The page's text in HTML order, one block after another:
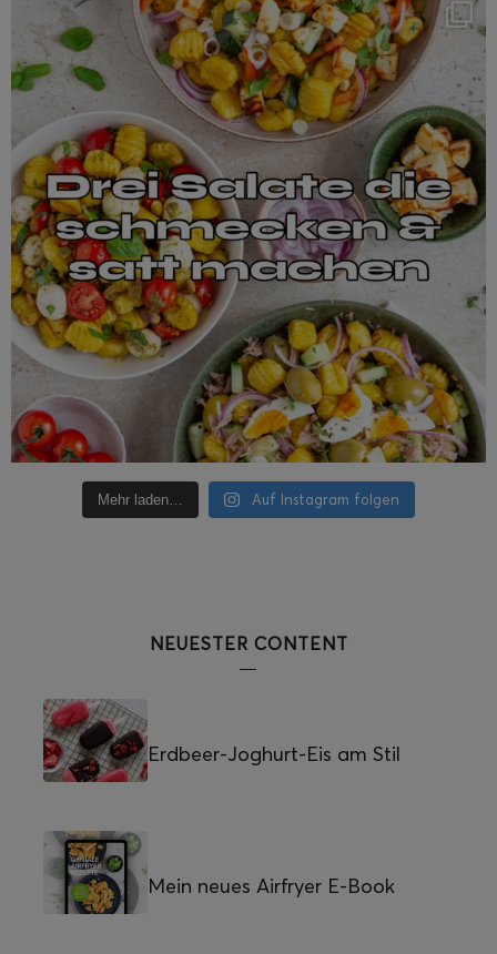
Mehr laden… Auf Instagram folgen
NEUESTER CONTENT
Erdbeer-Joghurt-Eis am Stil
Mein neues Airfryer E-Book